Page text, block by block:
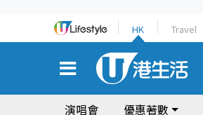
HK Travel
演唱會 優惠著數